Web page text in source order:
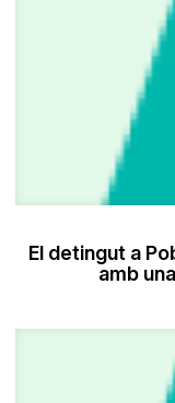
El detingut a
amb